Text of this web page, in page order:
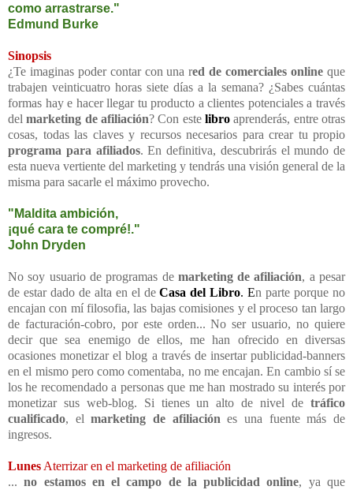
como arrastrarse."
Edmund Burke
Sinopsis
¿Te imaginas poder contar con una red de comerciales online que
trabajen veinticuatro horas siete días a la semana? ¿Sabes cuántas
formas hay e hacer llegar tu producto a clientes potenciales a través
delmarketing de afiliación? Con estelibro aprenderás, entre otras
cosas, todas las claves y recursos necesarios para crear tu propio
programa para afiliados. En definitiva, descubrirás el mundo de
esta nueva vertiente del marketing y tendrás una visión general de la
misma para sacarle el máximo provecho.
"Maldita ambición,
¡qué cara te compré!."
John Dryden
No soy usuario de programas de marketing de afiliación, a pesar
de estar dado de alta en el deCasa del Libro. En parte porque no
encajan con mí filosofia, las bajas comisiones y el proceso tan largo
de facturación-cobro, por este orden... No ser usuario, no quiere
decir que sea enemigo de ellos, me han ofrecido en diversas
ocasiones monetizar el blog a través de insertar publicidad-banners
en el mismo pero como comentaba, no me encajan. En cambio sí se
los he recomendado a personas que me han mostrado su interés por
monetizar sus web-blog. Si tienes un alto de nivel de tráfico
cualificado, elmarketing de afiliación es una fuente más de
ingresos.
Lunes Aterrizar en el marketing de afiliación
...no estamos en el campo de la publicidad online, ya que